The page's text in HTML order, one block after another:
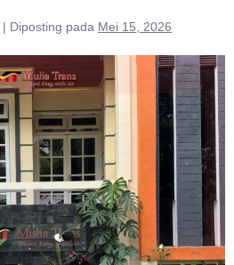
| Diposting pada Mei 15, 2026